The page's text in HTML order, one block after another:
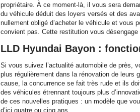
propriétaire. À ce moment-là, il vous sera
du véhicule déduit des loyers versés et des
nullement obligé d’acheter le véhicule et vous
convient pas. Cette restitution vous
LLD Hyundai Bayon :
Si vous suivez l’actualité automobile de près,
plus régulièrement dans la rénovation de leurs
cause, la concurrence se fait très rude et ils
des véhicules étrennant toujours plus
de ces nouvelles pratiques : un modèle que
d’ici quatre ou cinq ans.